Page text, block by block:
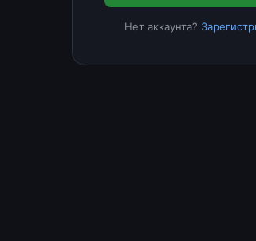
Нет аккаунта?